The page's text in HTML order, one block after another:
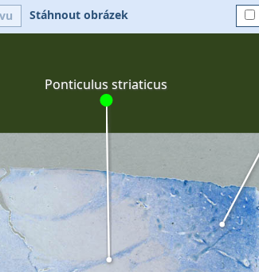
Stáhnout obrázek
Ponticulus striaticus